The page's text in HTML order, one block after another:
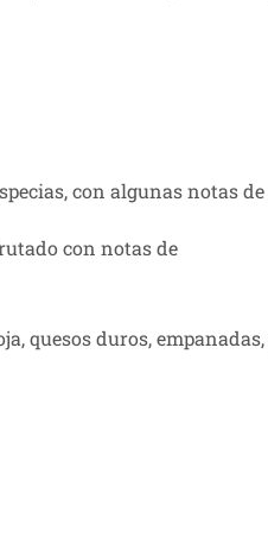
con algunas notas
con notas de
quesos duros,